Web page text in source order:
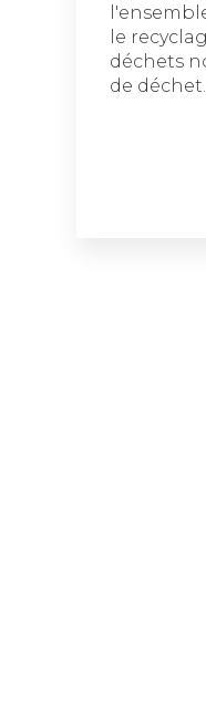
le
déchets
de déchet...